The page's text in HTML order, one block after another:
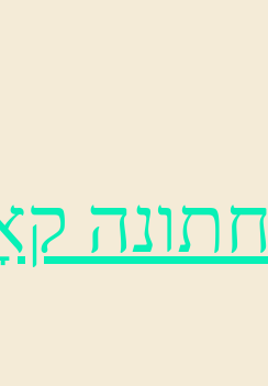
חתונה